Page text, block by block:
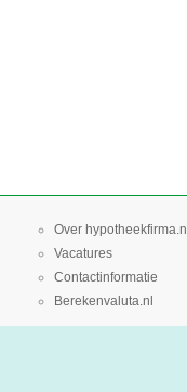
Over hypotheekfirma.nl
Vacatures
Contactinformatie
Berekenvaluta.nl